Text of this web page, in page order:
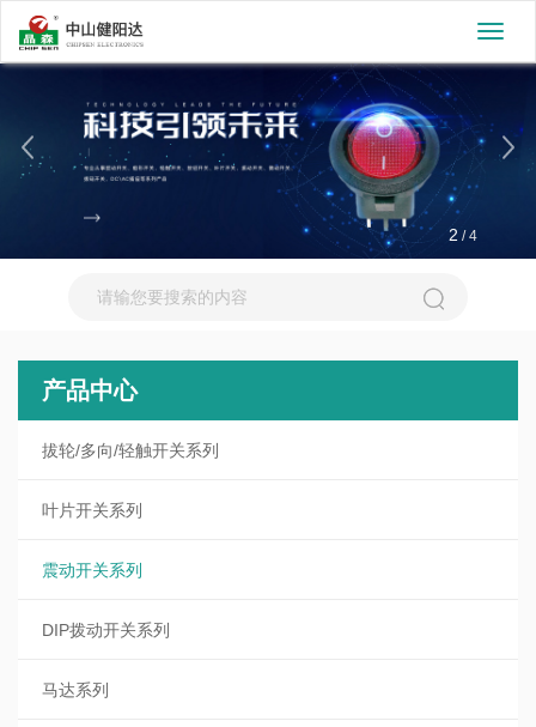
切
换
2 /4
产品中心
拔轮/多向/轻触开关系列
叶片开关系列
震动开关系列
DIP拨动开关系列
马达系列